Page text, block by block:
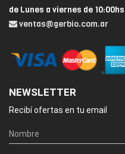
de Lunes a viernes de
ventas@gerbio.com.ar
NEWSLETTER
Recibí ofertas en tu email